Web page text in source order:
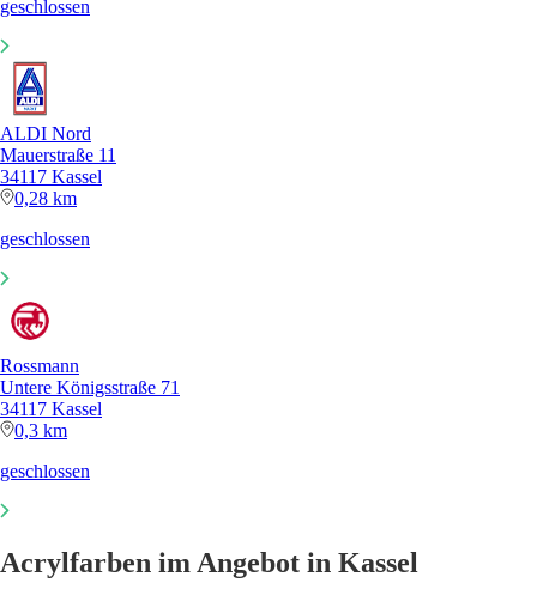
geschlossen
ALDI Nord
Mauerstraße 11
34117 Kassel
0,28 km
geschlossen
Rossmann
Untere Königsstraße 71
34117 Kassel
0,3 km
geschlossen
Acrylfarben im Angebot in Kassel